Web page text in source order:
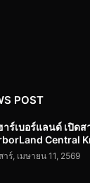
POST
าร์เบอร์แลนด์ เปิด
Central
าร์, เมษายน 11, 2569